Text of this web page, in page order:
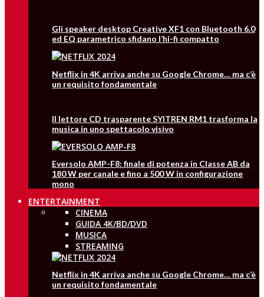
Gli speaker desktop Creative XF1 con Bluetooth 6.0
ed EQ parametrico sfidano l’hi-fi compatto
Netflix in 4K arriva anche su Google Chrome… ma c’è
un requisito fondamentale
Il lettore CD trasparente SYITREN RM1 trasforma la
musica in uno spettacolo visivo
Eversolo AMP-F8: finale di potenza in Classe AB da
180 W per canale e fino a 500 W in configurazione
mono
ENTERTAINMENT
CINEMA
GUIDA 4K/BD/DVD
MUSICA
STREAMING
Netflix in 4K arriva anche su Google Chrome… ma c’è
un requisito fondamentale